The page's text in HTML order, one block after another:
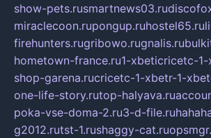
show-pets.rusmartnews03.ru
miraclecoon.rupongup.ruhostel65.ru
firehunters.rugribowo.rugnalis.ru
hometown-france.ru1-xbeticricetc-
shop-garena.rucricetc-1-xbetr-1-
one-life-story.rutop-halyava.ru
poka-vse-doma-2.ru3-d-file.ru
g2012.rutst-1.rushaggy-cat.ru